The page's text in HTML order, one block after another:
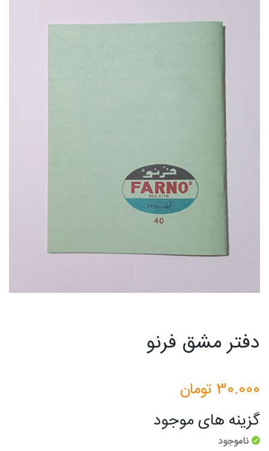
دفتر مشق فرنو
30.000 تومان
گزینه های موجود
ناموجود